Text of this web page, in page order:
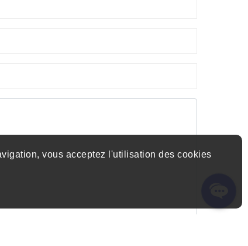
vous acceptez l'utilisation des cookies